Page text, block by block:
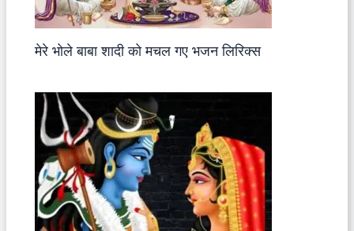
मेरे भोले बाबा शादी को मचल गए भजन लिरिक्स